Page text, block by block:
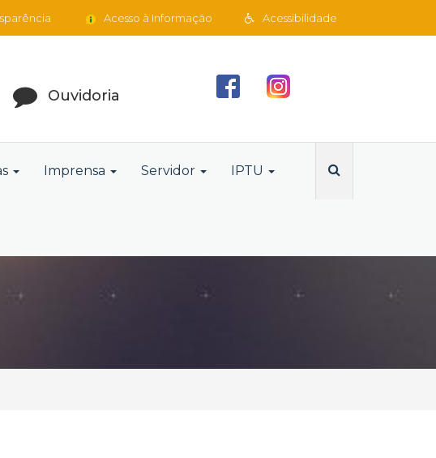
Acessibilidade
Acesso à Informação
Ouvidoria
Imprensa Servidor IPTU